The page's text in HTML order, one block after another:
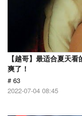
【越哥】最适合夏天
爽了！
# 63
2022-07-04 08:45